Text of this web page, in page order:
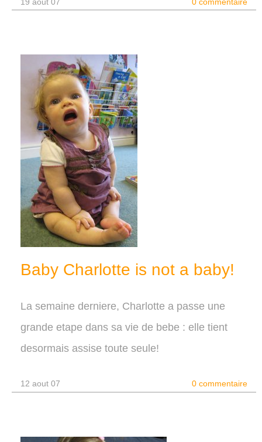
Baby Charlotte is not a baby!
La semaine derniere, Charlotte a passe une
grande etape dans sa vie de bebe : elle tient
desormais assise toute seule!
12 aout 07 0 commentaire